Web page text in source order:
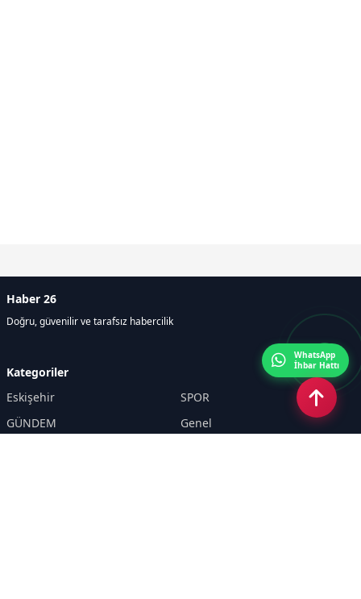
Haber 26
Doğru, güvenilir ve tarafsız habercilik
Kategoriler
Eskişehir
SPOR
GÜNDEM
Genel
WhatsApp
İhbar Hattı